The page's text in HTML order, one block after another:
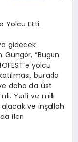
Yolcu Etti.
gidecek
“Bugün
yolcu
burada
daha da üst
Yerli ve milli
alacak ve inşallah
ileri